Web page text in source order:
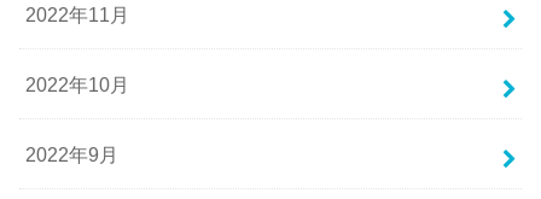
2022年11月
2022年10月
2022年9月